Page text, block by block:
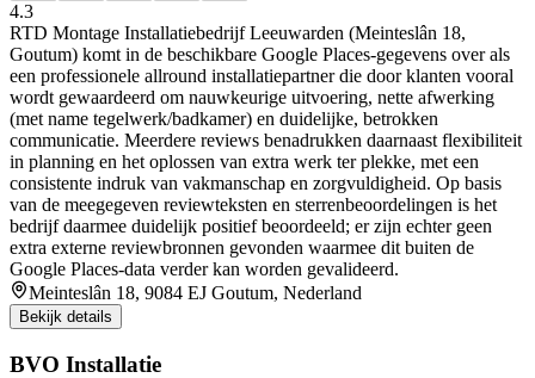
4.3
RTD Montage Installatiebedrijf Leeuwarden (Meinteslân 18,
Goutum) komt in de beschikbare Google Places-gegevens over als
een professionele allround installatiepartner die door klanten vooral
wordt gewaardeerd om nauwkeurige uitvoering, nette afwerking
(met name tegelwerk/badkamer) en duidelijke, betrokken
communicatie. Meerdere reviews benadrukken daarnaast flexibiliteit
in planning en het oplossen van extra werk ter plekke, met een
consistente indruk van vakmanschap en zorgvuldigheid. Op basis
van de meegegeven reviewteksten en sterrenbeoordelingen is het
bedrijf daarmee duidelijk positief beoordeeld; er zijn echter geen
extra externe reviewbronnen gevonden waarmee dit buiten de
Google Places-data verder kan worden gevalideerd.
Meinteslân 18, 9084 EJ Goutum, Nederland
Bekijk details
BVO Installatie